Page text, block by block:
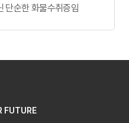
단순한 화물수취증임
FUTURE